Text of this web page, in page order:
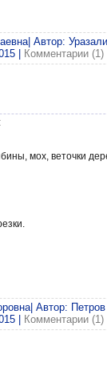
Автор:
Комментарии (1)
мох, веточки
Автор: Петров
Комментарии (1)